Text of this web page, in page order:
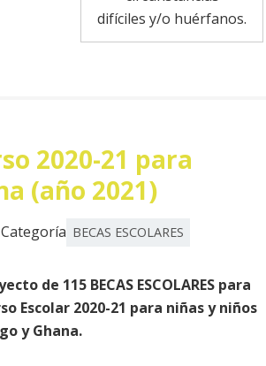
difíciles y/o huérfanos.
2020-21 para
(año 2021)
Categoría BECAS ESCOLARES
de 115 BECAS ESCOLARES para
Escolar 2020-21 para niñas y niños
y Ghana.